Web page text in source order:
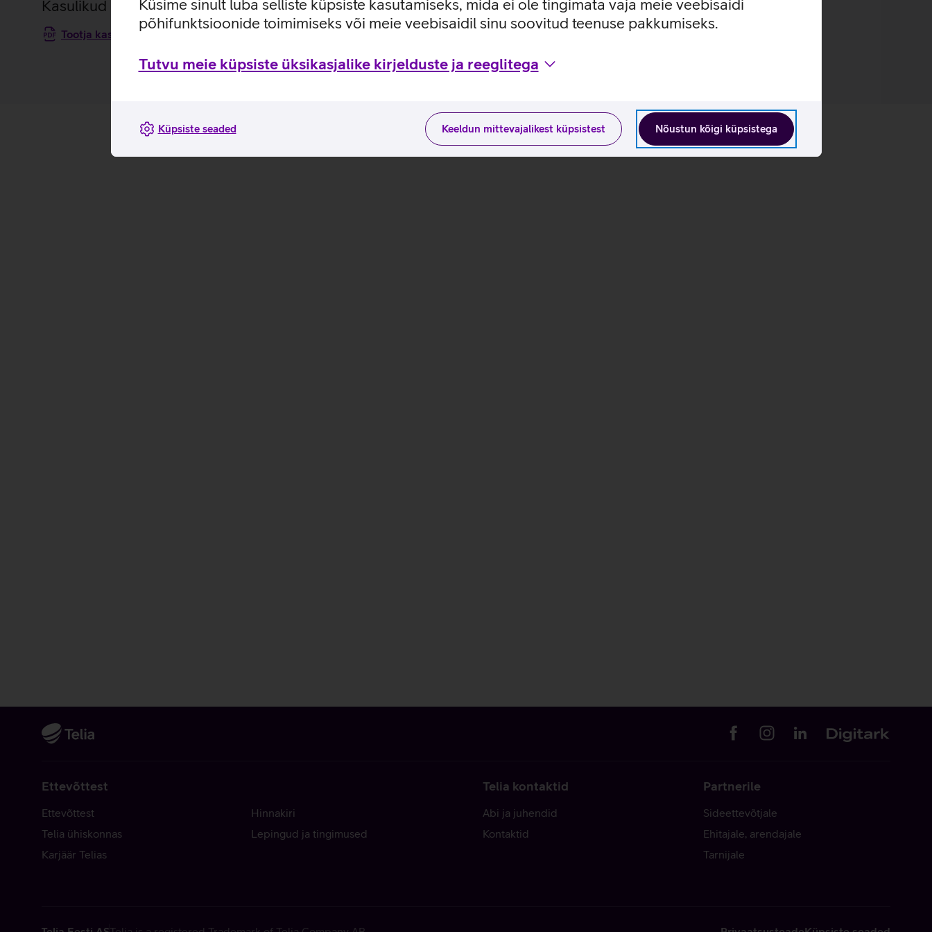
Küsime sinult luba selliste küpsiste kasutamiseks, mida ei ole tingimata vaja meie veebisaidi
põhifunktsioonide toimimiseks või meie veebisaidil sinu soovitud teenuse pakkumiseks.
Tutvu meie küpsiste üksikasjalike kirjelduste ja reeglitega
Nõustun kõigi küpsistega
Keeldun mittevajalikest küpsistest
Küpsiste seaded
Kasulikud lingid
Tootja kasutusjuhend ruuterile ZTE MC888A Ultra_EST
Ettevõttest
Ettevõttest
Telia ühiskonnas
Karjäär Telias
Hinnakiri
Lepingud ja tingimused
Telia kontaktid
Abi ja juhendid
Kontaktid
Partnerile
Sideettevõtjale
Ehitajale, arendajale
Tarnijale